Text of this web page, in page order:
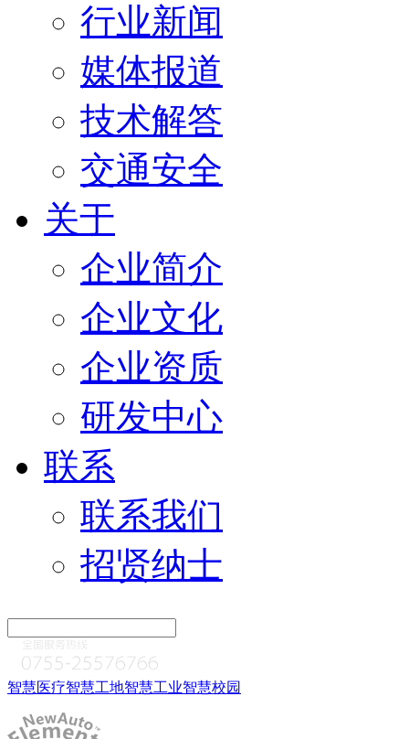
行业新闻
媒体报道
技术解答
交通安全
关于
企业简介
企业文化
企业资质
研发中心
联系
联系我们
招贤纳士
智慧医疗智慧工地智慧工业智慧校园